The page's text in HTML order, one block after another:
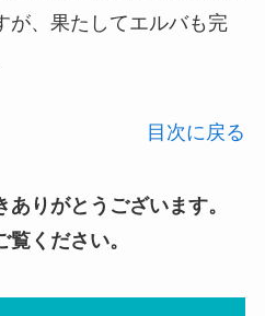
が、果たしてエルバも完
目次に戻る
りがとうございます。
ください。